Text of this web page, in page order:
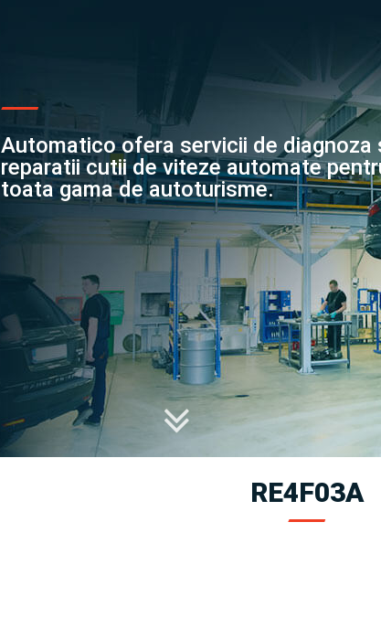
Automatico ofera servicii de diagnoza
reparatii cutii de viteze automate
toata gama de autoturisme.
RE4F03A